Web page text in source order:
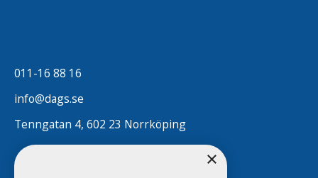
011-16 88 16
info@dags.se
Tenngatan 4, 602 23 Norrköping
×